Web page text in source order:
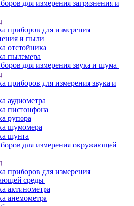
для измерения загрязнения и
приборов для измерения
и пыли
отстойника
пылемера
для измерения звука и шума
приборов для измерения звука и
аудиометра
пистонфона
рупора
шумомера
шунта
для измерения окружающей
приборов для измерения
среды
актинометра
анемометра